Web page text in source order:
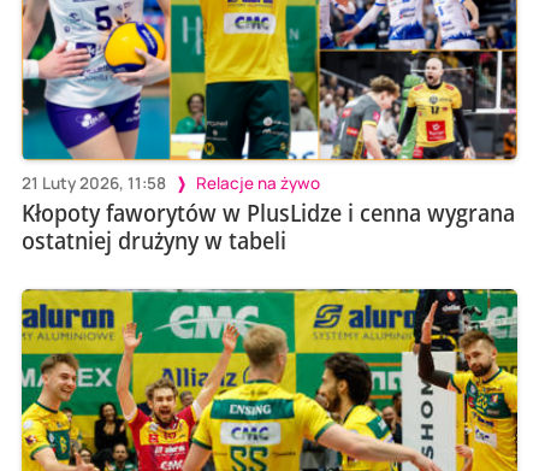
21 Luty 2026, 11:58 Relacje na żywo
Kłopoty faworytów w PlusLidze i cenna wygrana
ostatniej drużyny w tabeli